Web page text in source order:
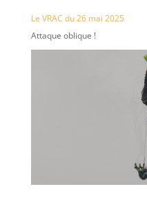
Le VRAC du 26 mai 2025
Attaque oblique !